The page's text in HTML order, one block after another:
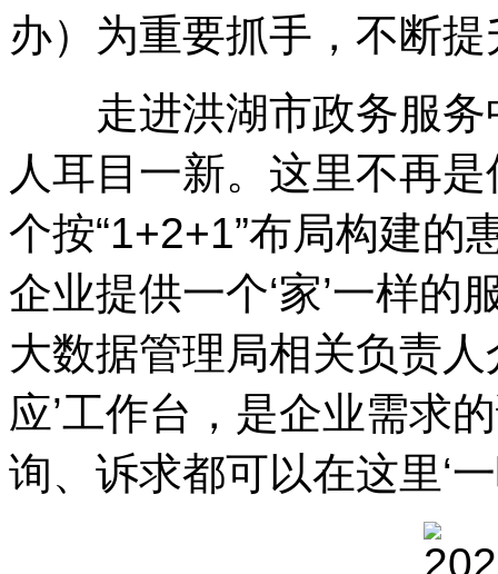
办）为重要抓手，不断
走进洪湖市政务服务
人耳目一新。这里不再
个按“1+2+1”布局构建的
企业提供一个‘家’一样的
大数据管理局相关负责人
应’工作台，是企业需求
询、诉求都可以在这里‘一